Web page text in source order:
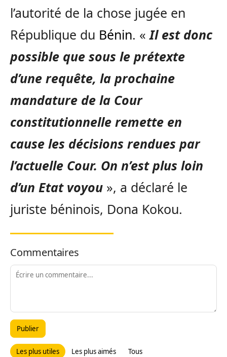
l’autorité de la chose jugée en
République du Bénin. «Il est donc
possible que sous le prétexte
d’une requête, la prochaine
mandature de la Cour
constitutionnelle remette en
cause les décisions rendues par
l’actuelle Cour. On n’est plus loin
d’un Etat voyou », a déclaré le
juriste béninois, Dona Kokou.
Commentaires
Publier
Les plus utiles Les plus aimés Tous